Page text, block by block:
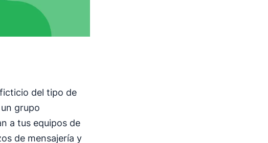
del tipo de
grupo
a tus equipos de
de mensajería y